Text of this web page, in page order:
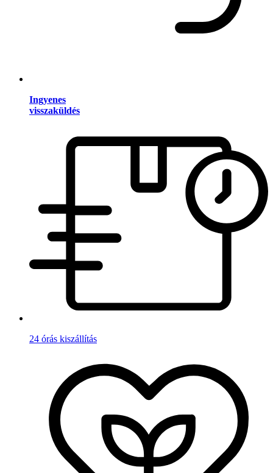
Ingyenes
visszaküldés
24 órás kiszállítás